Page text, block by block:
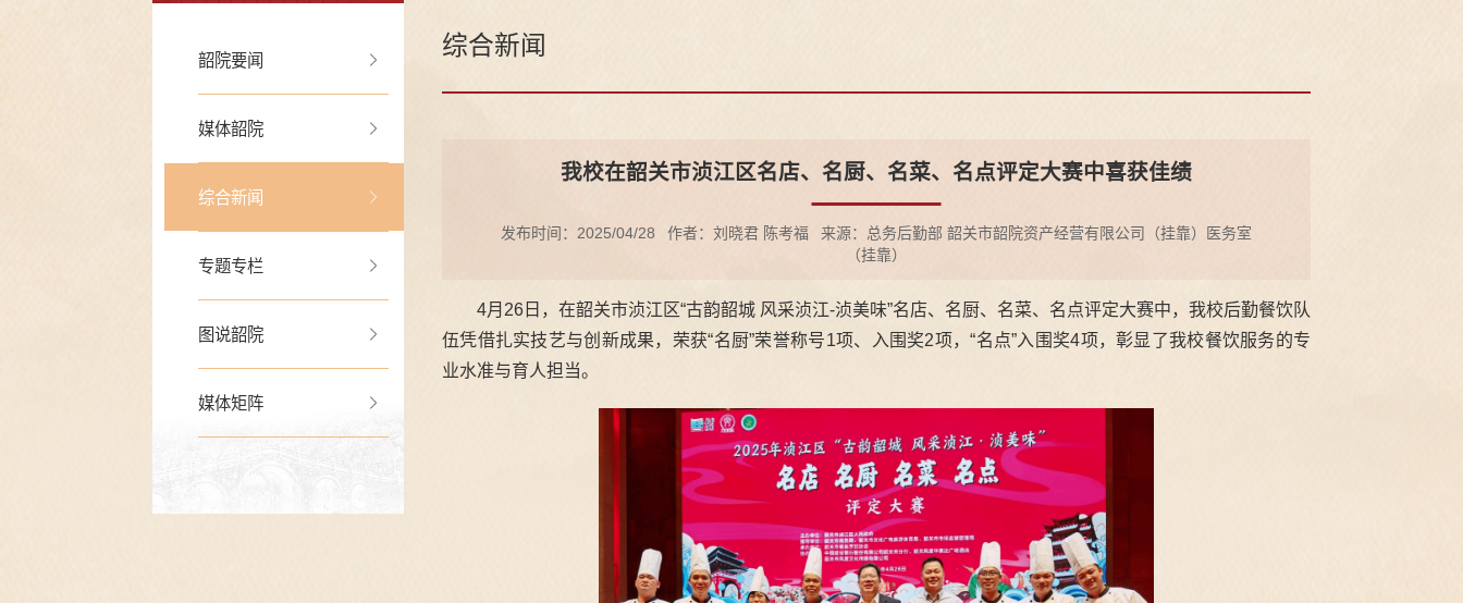
韶院要闻
媒体韶院
综合新闻
专题专栏
图说韶院
媒体矩阵
综合新闻
我校在韶关市浈江区名店、名厨、名菜、名点评定大赛中喜获佳绩
发布时间：2025/04/28 作者：刘晓君 陈考福
来源：总务后勤部 韶关市韶院资产经营有限公司（挂靠）医务室
（挂靠）
4月26日，在韶关市浈江区“古韵韶城 风采浈江-浈美味”名店、名厨、名菜、名点评定大赛中，我校后勤餐饮队
伍凭借扎实技艺与创新成果，荣获“名厨”荣誉称号1项、入围奖2项，“名点”入围奖4项，彰显了我校餐饮服务的专
业水准与育人担当。